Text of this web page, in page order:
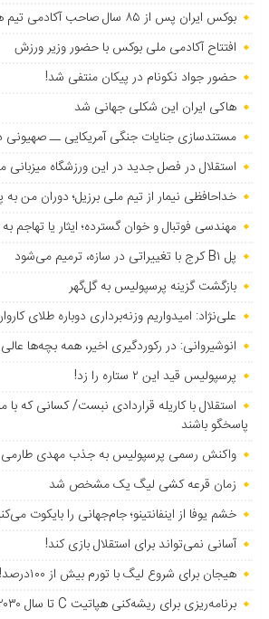
بوکس ایران پس از ۸۵ سال صاحب آکادمی تیم های ملی شد
افتتاح آکادمی ملی بوکس با حضور وزیر ورزش
حضور جواد نکونام در پیکان منتفی شد!
هاکی ایران این شکلی جهانی شد
مستندسازی جنایات جنگی آمریکایی ــ صهیونی
استقلال در فصل جدید در این ورزشگاه میزبانی
خداحافظی نیمار از تیم ملی برزیل؛ دوران من به
مهندسی فوتبال و خوان گسترده؛ ایثار یا تهاجم
پل B۱ کرج با تغییراتی در سازه، ترمیم می‌شود
بازگشت گزینه پرسپولیس به ‌گل‌گهر
علی‌نژاد: امیدواریم وزنه‌برداری دوباره طلای
انوشیروانی: در رکوردگیری اخیر، همه بچه‌ها
پرسپولیس قید این ۲ ستاره را زد!
استقلال با کاریله قراردادی نبست/ کسانی که
پاسخگو باشند
واکنش رسمی پرسپولیس به جذب مهدی طارمی
زمان قرعه کشی لیگ یک مشخص شد
خشم یوفا از اینفانتینو؛ جام‌جهانی را بایکوت
آسانی نمی‌تواند برای استقلال بازی کند!
هیجان برای شروع لیگ با تورم بیش از ۱۰۰درصد!
برنامه‌ریزی برای ریشه‌کنی هپاتیت C تا سال ۲۰۳۰